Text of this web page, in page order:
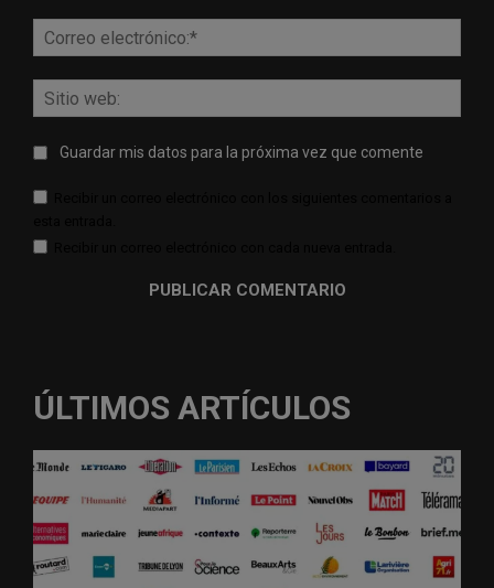
web:
Guardar mis datos para la próxima vez que comente
ÚLTIMOS ARTÍCULOS